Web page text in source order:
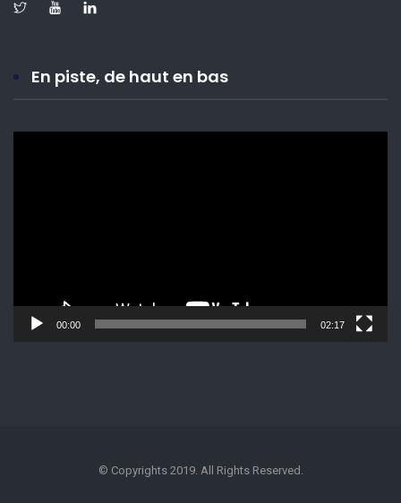
En piste, de haut en bas
00:00 02:17
© Copyrights 2019. All Rights Reserved.